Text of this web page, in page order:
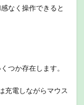
なく操作できると
つか存在します。
充電しながらマウス